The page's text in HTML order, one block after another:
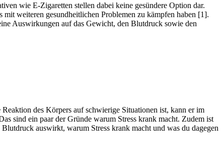
wie E-Zigaretten stellen dabei keine gesündere Option dar.
weiteren gesundheitlichen Problemen zu kämpfen haben [1].
Auswirkungen auf das Gewicht, den Blutdruck sowie den
des Körpers auf schwierige Situationen ist, kann er im
sind ein paar der Gründe warum Stress krank macht. Zudem ist
auswirkt, warum Stress krank macht und was du dagegen